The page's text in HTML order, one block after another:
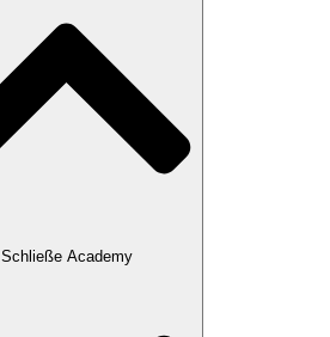
Schließe Academy